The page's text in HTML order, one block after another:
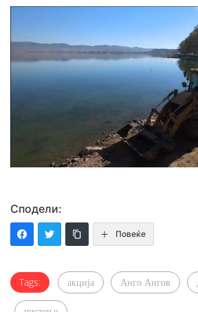
Сподели:
Повеќе
Tags: акција Анго Ангов